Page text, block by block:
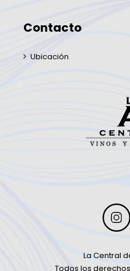
Contacto
Ubicación
La Central
Todos los